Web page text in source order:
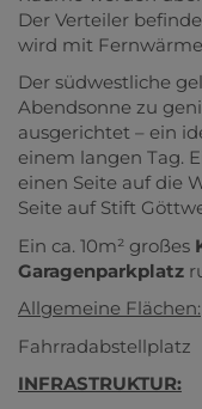
Der Verteiler
wird mit
Der südwestliche
Abendsonne zu
ausgerichtet – ein
einem langen Tag.
einen Seite auf die
Seite auf Stift
Ein ca. 10m² großes
Garagenparkplatz
Allgemeine Flächen:
Fahrradabstellplatz
INFRASTRUKTUR: